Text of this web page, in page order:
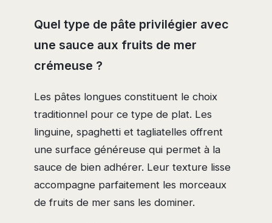
Quel type de pâte privilégier avec
une sauce aux fruits de mer
crémeuse ?
Les pâtes longues constituent le choix
traditionnel pour ce type de plat. Les
linguine, spaghetti et tagliatelles offrent
une surface généreuse qui permet à la
sauce de bien adhérer. Leur texture lisse
accompagne parfaitement les morceaux
de fruits de mer sans les dominer.